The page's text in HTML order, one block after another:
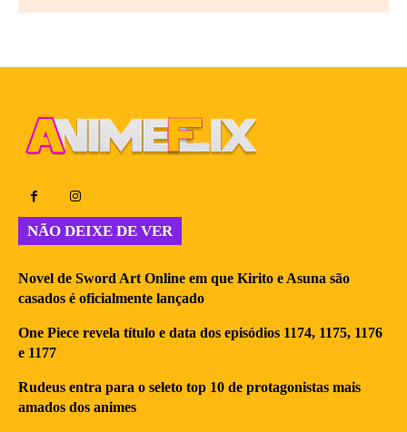
NÃO DEIXE DE VER
Novel de Sword Art Online em que Kirito e Asuna são
casados é oficialmente lançado
One Piece revela título e data dos episódios 1174, 1175, 1176
e 1177
Rudeus entra para o seleto top 10 de protagonistas mais
amados dos animes